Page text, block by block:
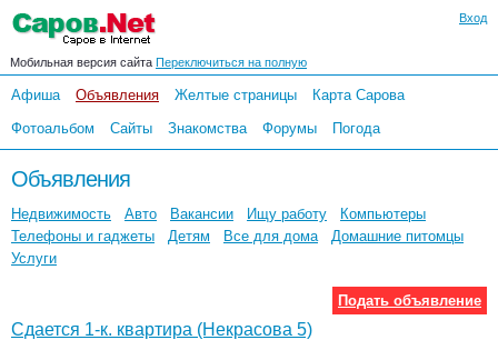
Вход
Мобильная версия сайта Переключиться на полную
Афиша Объявления Желтые страницы
Карта Сарова
Фотоальбом
Сайты Знакомства Форумы Погода
Объявления
Недвижимость Авто Вакансии Ищу работу
Компьютеры
Телефоны и гаджеты
Детям Все для дома
Домашние питомцы
Услуги
Подать объявление
Сдается 1-к. квартира (Некрасова 5)